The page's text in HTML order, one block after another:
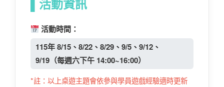
▌活動資訊
活動時間：
115年 8/15、8/22、8/29、9/5、9/12、
9/19（每週六下午 14:00~16:00）
*註：以上桌遊主題會依參與學員遊戲經驗適時更新